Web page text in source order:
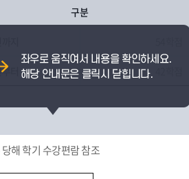
구분
지
터
해 학기 수강편람 참조